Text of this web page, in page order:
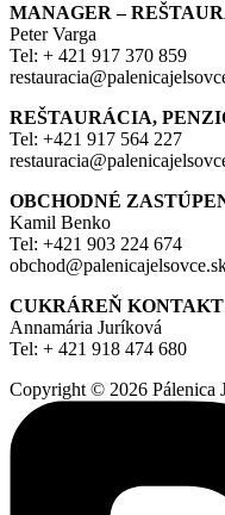
MANAGER –
Peter Varga
Tel: + 421 917 370 859
REŠTAURÁCIA,
Tel: +421 917 564 227
OBCHODNÉ
Kamil Benko
Tel: +421 903 224 674
CUKRÁREŇ KONTAKT
Annamária Juríková
Tel: + 421 918 474 680
Copyright © 2026 Pálenica